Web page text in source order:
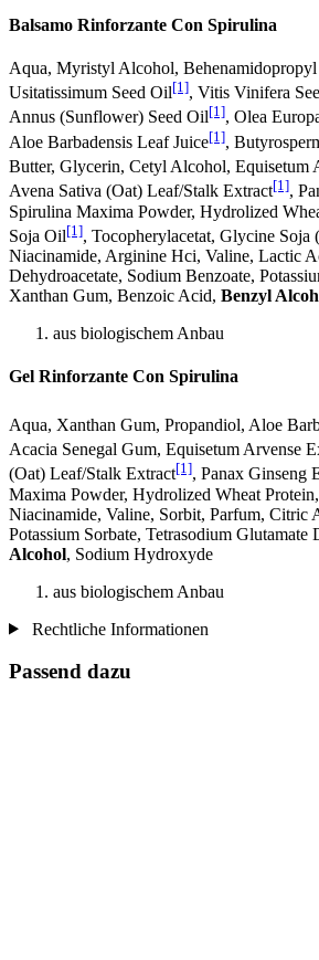
Balsamo Rinforzante Con Spirulina
Aqua, Myristyl Alcohol,
Usitatissimum Seed Oil[1], Vitis Vinifera
Annus (Sunflower) Seed Oil[1], Olea
Aloe Barbadensis Leaf Juice[1],
Butter, Glycerin, Cetyl Alcohol, Equisetum
Avena Sativa (Oat) Leaf/Stalk Extract[1],
Spirulina Maxima Powder, Hydrolized
Soja Oil[1], Tocopherylacetat, Glycine Soja
Niacinamide, Arginine Hci, Valine, Lactic
Dehydroacetate, Sodium Benzoate,
Xanthan Gum, Benzoic Acid, Benzyl
aus biologischem Anbau
Gel Rinforzante Con Spirulina
Aqua, Xanthan Gum, Propandiol, Aloe
Acacia Senegal Gum, Equisetum Arvense
(Oat) Leaf/Stalk Extract[1], Panax Ginseng
Maxima Powder, Hydrolized Wheat
Niacinamide, Valine, Sorbit, Parfum, Citric
Potassium Sorbate, Tetrasodium Glutamate
Alcohol, Sodium Hydroxyde
aus biologischem Anbau
Rechtliche Informationen
Passend dazu